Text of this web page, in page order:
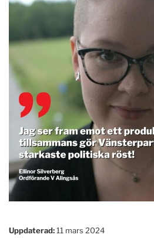
Uppdaterad:11 mars 2024